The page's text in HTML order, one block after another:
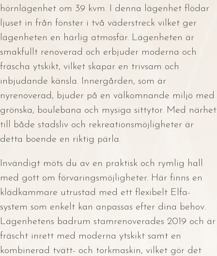
hörnlägenhet om 39 kvm. I denna lägenhet flödar
ljuset in från fönster i två väderstreck vilket ger
lägenheten en härlig atmosfär. Lägenheten är
smakfullt renoverad och erbjuder moderna och
fräscha ytskikt, vilket skapar en trivsam och
inbjudande känsla. Innergården, som är
nyrenoverad, bjuder på en välkomnande miljö med
grönska, boulebana och mysiga sittytor. Med närhet
till både stadsliv och rekreationsmöjligheter är
detta boende en riktig pärla.
Invändigt möts du av en praktisk och rymlig hall
med gott om förvaringsmöjligheter. Här finns en
klädkammare utrustad med ett flexibelt Elfa-
system som enkelt kan anpassas efter dina behov.
Lägenhetens badrum stamrenoverades 2019 och är
fräscht inrett med moderna ytskikt samt en
kombinerad tvätt- och torkmaskin, vilket gör det